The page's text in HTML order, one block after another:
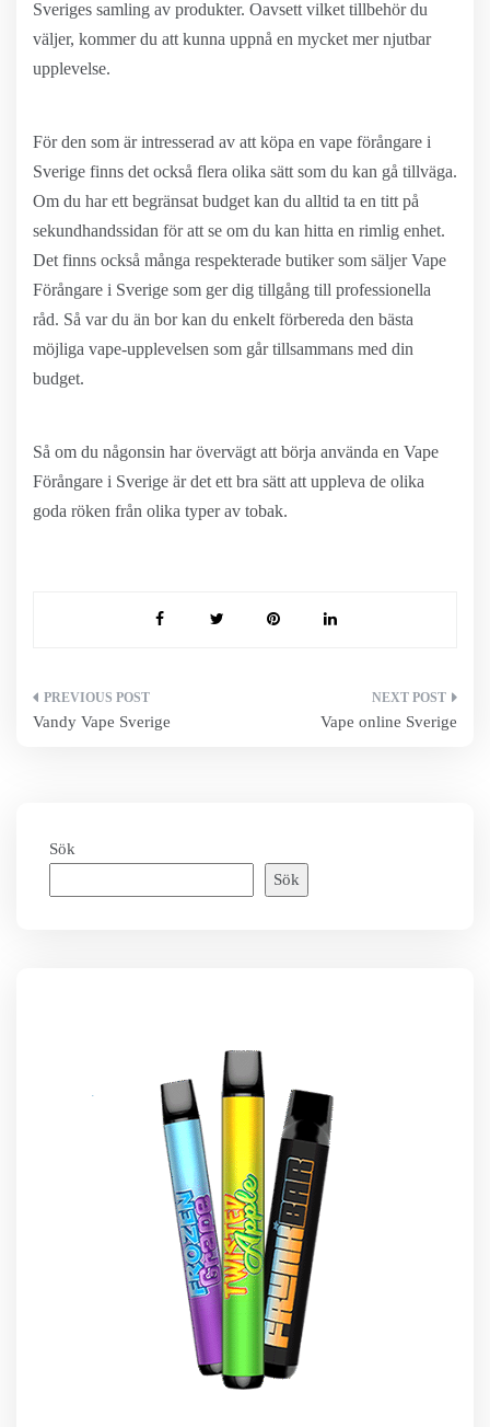
Sveriges samling av produkter. Oavsett vilket tillbehör du
väljer, kommer du att kunna uppnå en mycket mer njutbar
upplevelse.
För den som är intresserad av att köpa en vape förångare i
Sverige finns det också flera olika sätt som du kan gå tillväga.
Om du har ett begränsat budget kan du alltid ta en titt på
sekundhandssidan för att se om du kan hitta en rimlig enhet.
Det finns också många respekterade butiker som säljer Vape
Förångare i Sverige som ger dig tillgång till professionella
råd. Så var du än bor kan du enkelt förbereda den bästa
möjliga vape-upplevelsen som går tillsammans med din
budget.
Så om du någonsin har övervägt att börja använda en Vape
Förångare i Sverige är det ett bra sätt att uppleva de olika
goda röken från olika typer av tobak.
Inläggsnavigering
Vandy Vape Sverige Vape online Sverige
Sök
Sök